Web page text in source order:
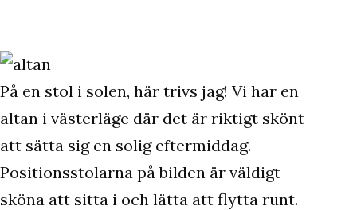
På en stol i solen, här trivs jag! Vi har en
altan i västerläge där det är riktigt skönt
att sätta sig en solig eftermiddag.
Positionsstolarna på bilden är väldigt
sköna att sitta i och lätta att flytta runt.